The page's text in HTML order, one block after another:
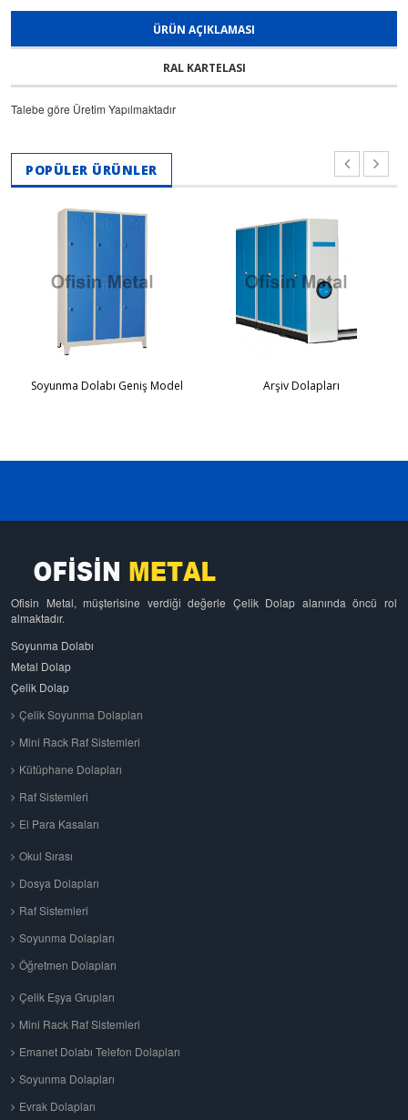
ÜRÜN AÇIKLAMASI
RAL KARTELASI
Talebe göre Üretim Yapılmaktadır
POPÜLER ÜRÜNLER
Soyunma Dolabı Geniş Model Arşiv Dolapları
Ofisin Metal, müşterisine verdiği değerle Çelik Dolap alanında öncü rol
almaktadır.
Soyunma Dolabı
Metal Dolap
Çelik Dolap
Çelik Soyunma Dolapları
Mini Rack Raf Sistemleri
Kütüphane Dolapları
Raf Sistemleri
El Para Kasaları
Okul Sırası
Dosya Dolapları
Raf Sistemleri
Soyunma Dolapları
Öğretmen Dolapları
Çelik Eşya Grupları
Mini Rack Raf Sistemleri
Emanet Dolabı Telefon Dolapları
Soyunma Dolapları
Evrak Dolapları